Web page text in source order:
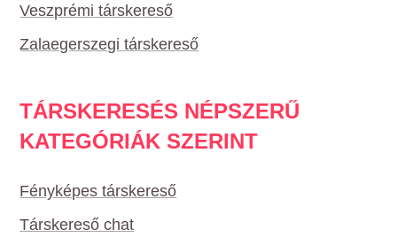
Veszprémi társkereső
Zalaegerszegi társkereső
TÁRSKERESÉS NÉPSZERŰ
KATEGÓRIÁK SZERINT
Fényképes társkereső
Társkereső chat